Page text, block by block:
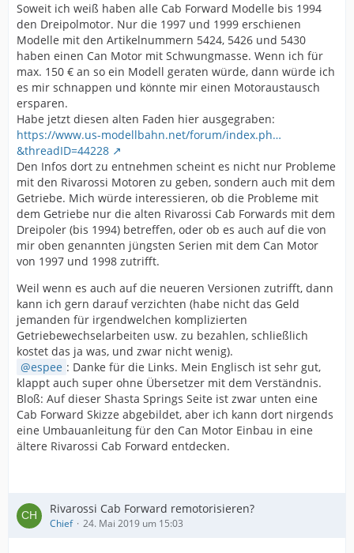
Soweit ich weiß haben alle Cab Forward Modelle bis 1994
den Dreipolmotor. Nur die 1997 und 1999 erschienen
Modelle mit den Artikelnummern 5424, 5426 und 5430
haben einen Can Motor mit Schwungmasse. Wenn ich für
max. 150 € an so ein Modell geraten würde, dann würde ich
es mir schnappen und könnte mir einen Motoraustausch
ersparen.
Habe jetzt diesen alten Faden hier ausgegraben:
https://www.us-modellbahn.net/forum/index.ph…
&threadID=44228
Den Infos dort zu entnehmen scheint es nicht nur Probleme
mit den Rivarossi Motoren zu geben, sondern auch mit dem
Getriebe. Mich würde interessieren, ob die Probleme mit
dem Getriebe nur die alten Rivarossi Cab Forwards mit dem
Dreipoler (bis 1994) betreffen, oder ob es auch auf die von
mir oben genannten jüngsten Serien mit dem Can Motor
von 1997 und 1998 zutrifft.
Weil wenn es auch auf die neueren Versionen zutrifft, dann
kann ich gern darauf verzichten (habe nicht das Geld
jemanden für irgendwelchen komplizierten
Getriebewechselarbeiten usw. zu bezahlen, schließlich
kostet das ja was, und zwar nicht wenig).
espee : Danke für die Links. Mein Englisch ist sehr gut,
klappt auch super ohne Übersetzer mit dem Verständnis.
Bloß: Auf dieser Shasta Springs Seite ist zwar unten eine
Cab Forward Skizze abgebildet, aber ich kann dort nirgends
eine Umbauanleitung für den Can Motor Einbau in eine
ältere Rivarossi Cab Forward entdecken.
Rivarossi Cab Forward remotorisieren?
Chief 24. Mai 2019 um 15:03